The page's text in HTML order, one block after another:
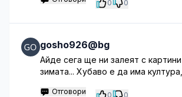
0 0
gosho926@bg
Айде сега ще ни залеят с
зимата... Хубаво е да има
Отговори 0 0